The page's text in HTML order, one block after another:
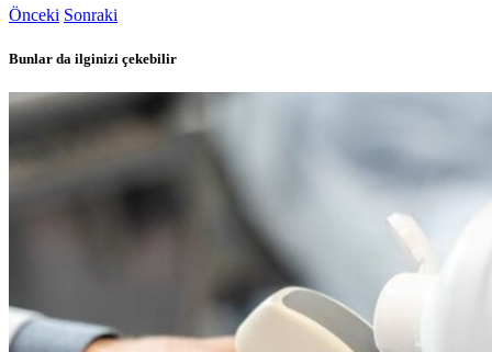
Önceki Sonraki
Bunlar da ilginizi çekebilir